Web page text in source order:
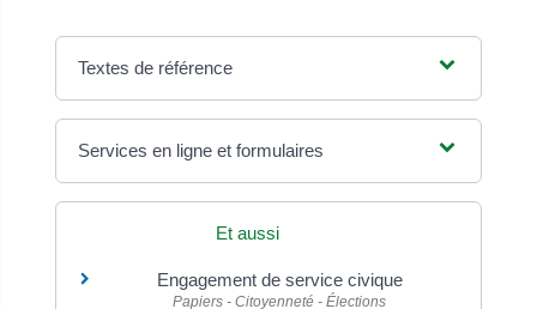
Textes de référence
Services en ligne et formulaires
Et aussi
Engagement de service civique
Papiers - Citoyenneté - Élections